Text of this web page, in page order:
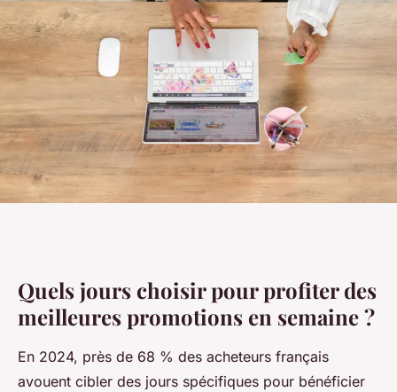
Quels jours choisir pour profiter des
meilleures promotions en semaine ?
En 2024, près de 68 % des acheteurs français
avouent cibler des jours spécifiques pour bénéficier